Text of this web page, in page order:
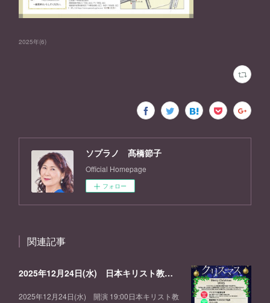
2025年(6)
ソプラノ 髙橋節子
Official Homepage
フォロー
関連記事
2025年12月24日(水) 日本キリスト教団 代々木教会 クリスマスイブ音楽礼拝
2025年12月24日(水) 開演 19:00日本キリスト教